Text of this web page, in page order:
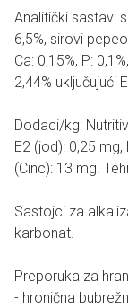
Analitički sastav:
6,5%, sirovi
Ca: 0,15%, P:
2,44% uključujući
Dodaci/kg:
E2 (jod): 0,25 mg,
(Cinc): 13 mg.
Sastojci za
karbonat.
Preporuka za
- hronična